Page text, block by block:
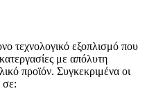
τεχνολογικό εξοπλισμό που
με απόλυτη
προϊόν. Συγκεκριμένα οι
σε: